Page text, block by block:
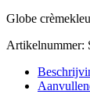
Globe
Artikelnummer: